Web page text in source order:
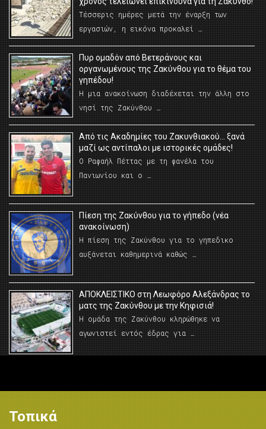
Τέσσερις ημέρες μετά την έναρξη των
εργασιών, η εικόνα προκαλεί …
Πυρ ομαδόν από Βετεράνους και
οργανωμένους της Ζακύνθου για το θέμα του
γηπέδου!
Η μια ανακοίνωση διαδέχεται την άλλη στο
νησί της Ζακύνθου …
Από τις Ακαδημίες του Ζακυνθιακού… ξανά
μαζί ως αντίπαλοι με ιστορικές ομάδες!
Ο Ραφαήλ Πέττας με τη φανέλα του
Πανιωνίου και ο …
Πίεση της Ζακύνθου για το γήπεδο (νέα
ανακοίνωση)
Η πίεση της Ζακύνθου για το γηπεδικο
αυξάνεται καθημερινά καθώς …
AΠΟΚΛΕΙΣΤΙΚΟ στη Λεωφόρο Αλεξάνδρας το
ματς της Ζακύνθου με την Κηφισιά!
Η ομάδα της Ζακύνθου κληρώθηκε να
αγωνιστεί εντός έδρας για …
Τοπικά